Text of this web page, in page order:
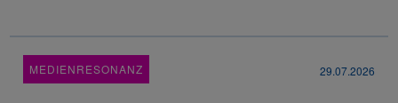
MEDIENRESONANZ 29.07.2026